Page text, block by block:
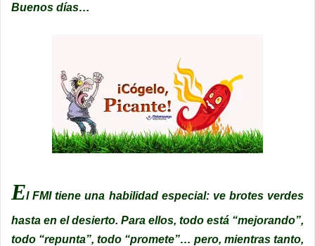
Buenos días…
El FMI tiene una habilidad especial: ve brotes verdes
hasta en el desierto. Para ellos, todo está “mejorando”,
todo “repunta”, todo “promete”… pero, mientras tanto,